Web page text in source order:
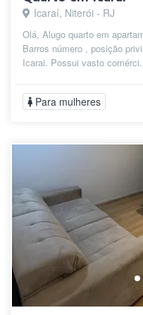
Icaraí, Niterói - RJ
Olá, Alugo quarto em
Barros número , posição
Icarai. Possui vasto
Para mulheres